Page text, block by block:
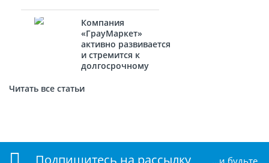
Компания
«ГрауМаркет»
активно развивается
и стремится к
долгосрочному
новыми
Читать все статьи
Подпишитесь на рассылку ...и будьте